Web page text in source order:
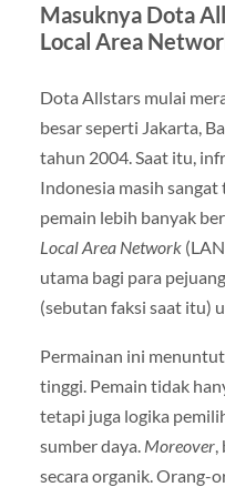
Masuknya Dota
Local Area
Dota Allstars mulai
besar seperti Jakarta,
tahun 2004. Saat itu,
Indonesia masih
pemain lebih banyak
Local Area Network
utama bagi para
(sebutan faksi saat itu)
Permainan ini
tinggi. Pemain tidak
tetapi juga logika
sumber daya. Moreover,
secara organik. Orang-